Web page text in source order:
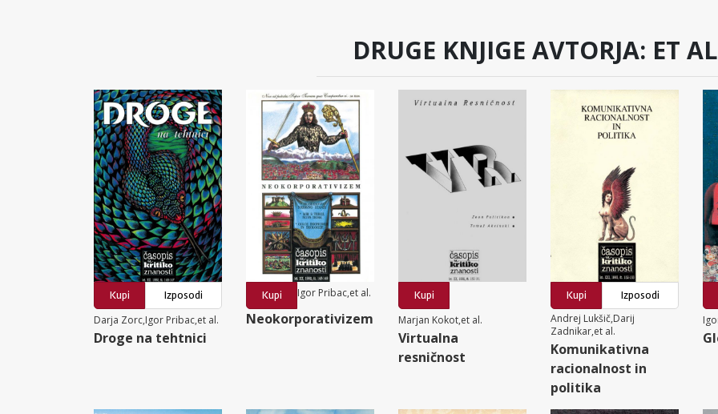
DRUGE KNJIGE AVTORJA: ET
Kupi
Izposodi
Darja Zorc,Igor Pribac,et al.
Droge na tehtnici
Kupi Igor Pribac,et al.
Neokorporativizem
Kupi
Marjan Kokot,et al.
Virtualna
resničnost
Kupi
Izposodi
Andrej Lukšič,Darij
Zadnikar,et al.
Komunikativna
racionalnost in
politika